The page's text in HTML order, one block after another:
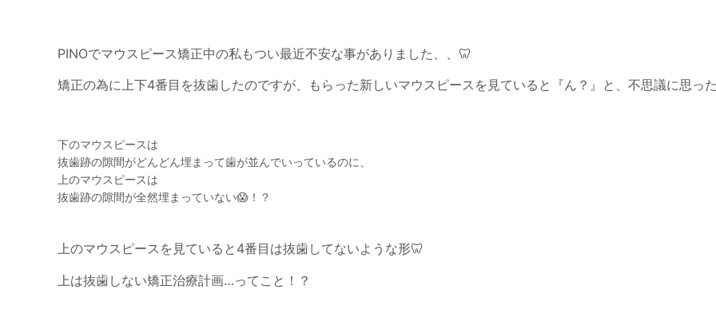
PINOでマウスピース矯正中の私もつい最近不安な事がありました、、🦷
矯正の為に上下4番目を抜歯したのですが、もらった新しいマウスピースを見ていると『ん？』と、不思議に思っ
下のマウスピースは
抜歯跡の隙間がどんどん埋まって歯が並んでいっているのに、
上のマウスピースは
抜歯跡の隙間が全然埋まっていない😱！？
上のマウスピースを見ていると4番目は抜歯してないような形🦷
上は抜歯しない矯正治療計画…ってこと！？